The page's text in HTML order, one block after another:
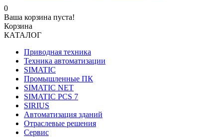
0
Ваша корзина пуста!
Корзина
КАТАЛОГ
Приводная техника
Техника автоматизации
SIMATIC
Промышленные ПК
SIMATIC NET
SIMATIC PCS 7
SIRIUS
Автоматизация зданий
Отраслевые решения
Сервис